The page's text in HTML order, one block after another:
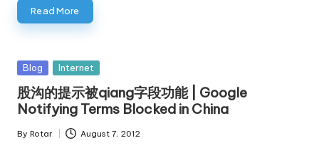
Read More
Posted
Blog Internet
股沟的提示被qiang字段功能 | Google
Notifying Terms Blocked in China
Posted
By Rotar August 7, 2012